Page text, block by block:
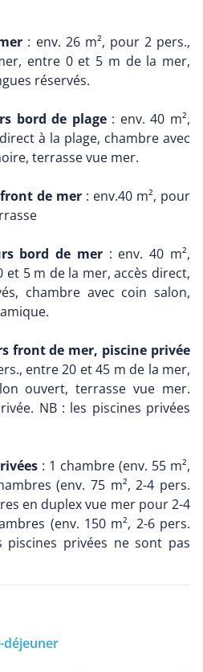
: env. 26 m², pour 2 pers.,
entre 0 et 5 m de la mer,
réservés.
bord de plage : env. 40 m²,
à la plage, chambre avec
terrasse vue mer.
de mer : env.40 m², pour
bord de mer : env. 40 m²,
et 5 m de la mer, accès direct,
chambre avec coin salon,
front de mer, piscine privée
entre 20 et 45 m de la mer,
ouvert, terrasse vue mer.
NB : les piscines privées
: 1 chambre (env. 55 m²,
(env. 75 m², 2-4 pers.
en duplex vue mer pour 2-4
(env. 150 m², 2-6 pers.
privées ne sont pas
déjeuner